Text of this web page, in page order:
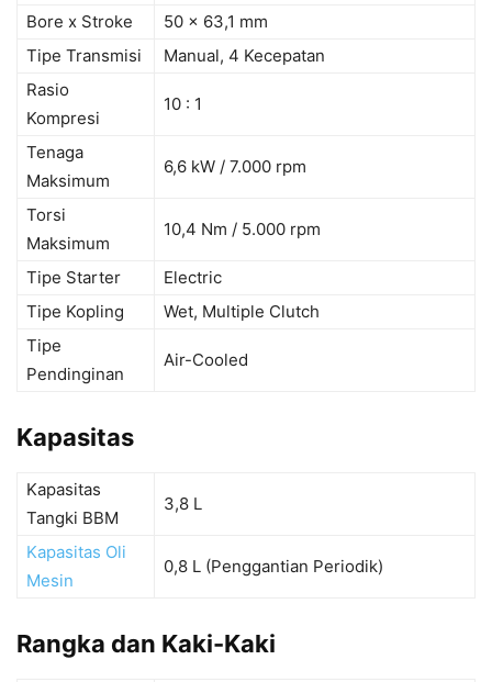
Bore x Stroke
50 x 63,1 mm
Tipe Transmisi
Manual, 4 Kecepatan
Rasio
Kompresi
10 : 1
Tenaga
Maksimum
6,6 kW / 7.000 rpm
Torsi
Maksimum
10,4 Nm / 5.000 rpm
Tipe Starter
Electric
Tipe Kopling
Wet, Multiple Clutch
Tipe
Pendinginan
Air-Cooled
Kapasitas
Kapasitas
Tangki BBM
3,8 L
Kapasitas Oli
Mesin
0,8 L (Penggantian Periodik)
Rangka dan Kaki-Kaki